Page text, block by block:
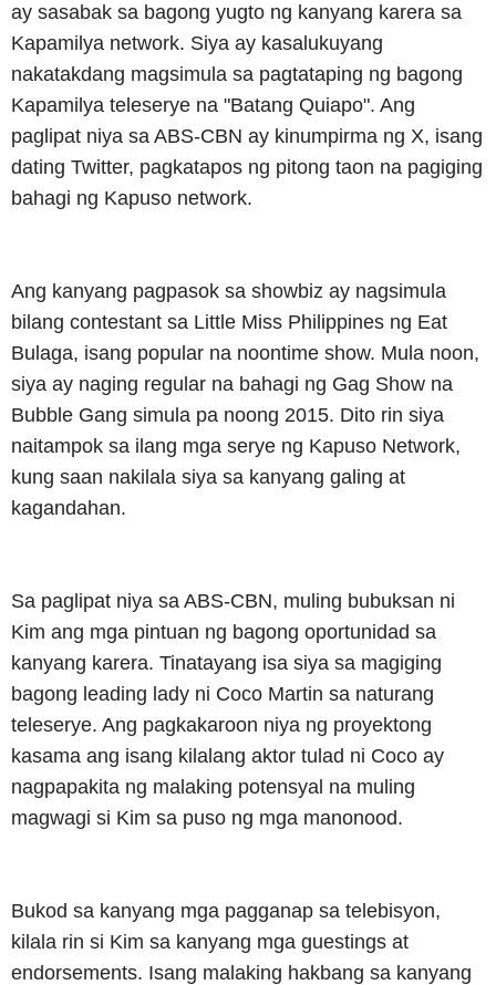
ay sasabak sa bagong yugto ng kanyang karera sa
Kapamilya network. Siya ay kasalukuyang
nakatakdang magsimula sa pagtataping ng bagong
Kapamilya teleserye na "Batang Quiapo". Ang
paglipat niya sa ABS-CBN ay kinumpirma ng X, isang
dating Twitter, pagkatapos ng pitong taon na pagiging
bahagi ng Kapuso network.
Ang kanyang pagpasok sa showbiz ay nagsimula
bilang contestant sa Little Miss Philippines ng Eat
Bulaga, isang popular na noontime show. Mula noon,
siya ay naging regular na bahagi ng Gag Show na
Bubble Gang simula pa noong 2015. Dito rin siya
naitampok sa ilang mga serye ng Kapuso Network,
kung saan nakilala siya sa kanyang galing at
kagandahan.
Sa paglipat niya sa ABS-CBN, muling bubuksan ni
Kim ang mga pintuan ng bagong oportunidad sa
kanyang karera. Tinatayang isa siya sa magiging
bagong leading lady ni Coco Martin sa naturang
teleserye. Ang pagkakaroon niya ng proyektong
kasama ang isang kilalang aktor tulad ni Coco ay
nagpapakita ng malaking potensyal na muling
magwagi si Kim sa puso ng mga manonood.
Bukod sa kanyang mga pagganap sa telebisyon,
kilala rin si Kim sa kanyang mga guestings at
endorsements. Isang malaking hakbang sa kanyang